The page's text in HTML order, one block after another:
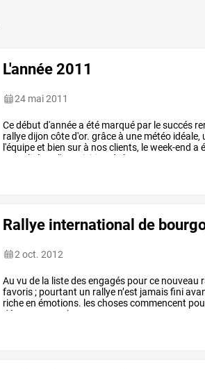
L'année 2011
24 mai 2011
Cedébut d'annéea été marqué par lesuccés
rallyedijon côted'or. grâceà une météo idéale,
l'équipeet bien surà nosclients, leweek-end a
actualité
l'acquisition de la
Rallye international de
2 oct. 2012
Au vu de la listedesengagés pource nouveau
favoris; pourtant un rallye n’est jamaisfini
richeen émotions. leschosescommencent
décevant
le